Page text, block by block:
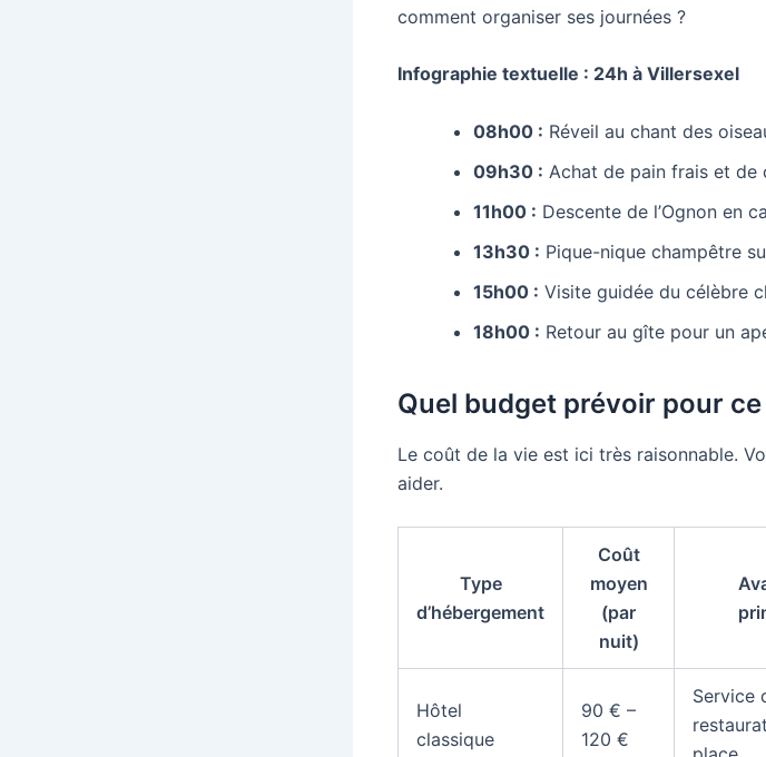
comment organiser ses journées ?
Infographie textuelle : 24h à Villersexel
08h00 : Réveil au chant des
09h30 : Achat de pain frais et de
11h00 : Descente de l’Ognon en
13h30 : Pique-nique champêtre
15h00 : Visite guidée du célèbre
18h00 : Retour au gîte pour un
Quel budget prévoir pour
Le coût de la vie est ici très raisonnable.
aider.
Type
d’hébergement
Coût
moyen
(par
nuit)
Hôtel
classique
90 € –
120 €
Service